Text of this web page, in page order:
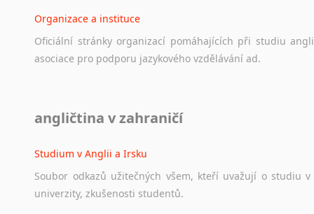
Organizace a instituce
Oficiální stránky organizací pomáhajících při studiu
asociace pro podporu jazykového vzdělávání ad.
Ať už se jedná o česká diskusní
angličtina v zahraničí
Studium v Anglii a Irsku
Soubor odkazů užitečných všem, kteří uvažují o studiu v
univerzity, zkušenosti studentů.